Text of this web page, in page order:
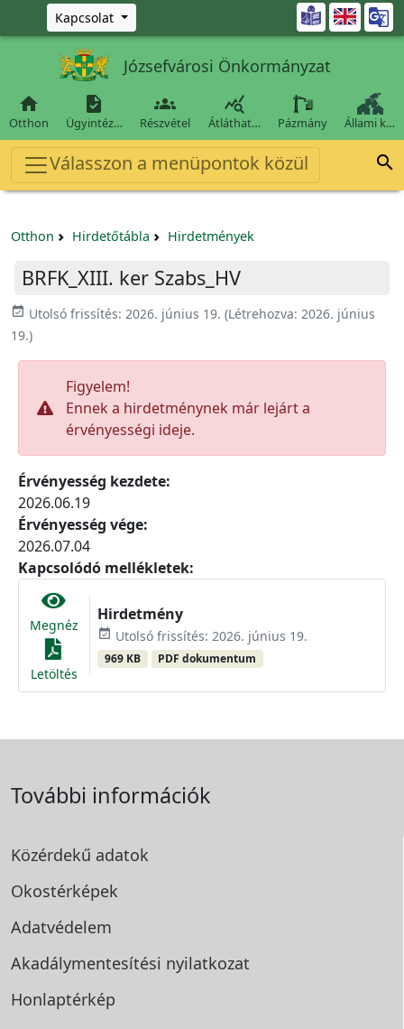
Ugrás a fő tartalomra
Kapcsolat 
Józsefvárosi Önkormányzat

Otthon

Ügyintéz…

Részvétel

Átláthat… Pázmány Állami k…
Válasszon a menüpontok közül 
Otthon Hirdetőtábla Hirdetmények
BRFK_XIII. ker Szabs_HV
event_available Utolsó frissítés: 2026. június 19. (Létrehozva: 2026. június
19.)
Figyelem!
Ennek a hirdetménynek már lejárt a
érvényességi ideje.
Érvényesség kezdete:
2026.06.19
Érvényesség vége:
2026.07.04
Kapcsolódó mellékletek:
Megnéz
Letöltés
Hirdetmény
event_available Utolsó frissítés: 2026. június 19.
969 KB PDF dokumentum
További információk
Közérdekű adatok
Okostérképek
Adatvédelem
Akadálymentesítési nyilatkozat
Honlaptérkép